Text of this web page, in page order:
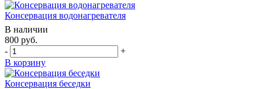
Консервация водонагревателя
В наличии
800 руб.
-
+
В корзину
Консервация беседки